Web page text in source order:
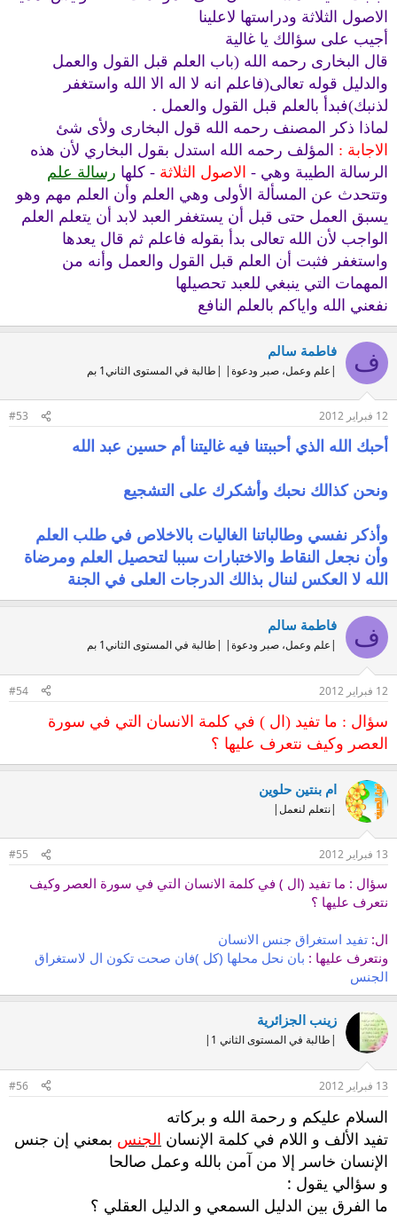
الاصول الثلاثة ودراستها لاعلينا
أجيب على سؤالك يا غالية
قال البخارى رحمه الله (باب العلم قبل القول والعمل
والدليل قوله تعالى(فاعلم انه لا اله الا الله واستغفر
لذنبك)فبدأ بالعلم قبل القول والعمل .
لماذا ذكر المصنف رحمه الله قول البخارى ولأى شئ
الاجابة : المؤلف رحمه الله استدل بقول البخاري لأن هذه
الرسالة الطيبة وهي - الاصول الثلاثة - كلها رسالة علم
وتتحدث عن المسألة الأولى وهي العلم وأن العلم مهم وهو
يسبق العمل حتى قبل أن يستغفر العبد لابد أن يتعلم العلم
الواجب لأن الله تعالى بدأ بقوله فاعلم ثم قال يعدها
واستغفر فثبت أن العلم قبل القول والعمل وأنه من
المهمات التي ينبغي للعبد تحصيلها
نفعني الله واياكم بالعلم النافع
ف فاطمة سالم
|علم وعمل، صبر ودعوة| |طالبة في المستوى الثاني1 بم
12 فبراير 2012 #53
أحبك الله الذي أحببتنا فيه غاليتنا أم حسين عبد الله
ونحن كذالك نحبك وأشكرك على التشجيع
وأذكر نفسي وطالباتنا الغاليات بالاخلاص في طلب العلم
وأن نجعل النقاط والاختبارات سببا لتحصيل العلم ومرضاة
الله لا العكس لننال بذالك الدرجات العلى في الجنة
ف فاطمة سالم
|علم وعمل، صبر ودعوة| |طالبة في المستوى الثاني1 بم
12 فبراير 2012 #54
سؤال : ما تفيد (ال ) في كلمة الانسان التي في سورة
العصر وكيف نتعرف عليها ؟
ام بنتين حلوين
|نتعلم لنعمل|
13 فبراير 2012 #55
سؤال : ما تفيد (ال ) في كلمة الانسان التي في سورة العصر وكيف
نتعرف عليها ؟
ال: تفيد استغراق جنس الانسان
ونتعرف عليها : بان نحل محلها (كل )فان صحت تكون ال لاستغراق
الجنس
زينب الجزائرية
|طالبة في المستوى الثاني 1|
13 فبراير 2012 #56
السلام عليكم و رحمة الله و بركاته
تفيد الألف و اللام في كلمة الإنسان الجنس بمعني إن جنس
الإنسان خاسر إلا من آمن بالله وعمل صالحا
و سؤالي يقول :
ما الفرق بين الدليل السمعي و الدليل العقلي ؟